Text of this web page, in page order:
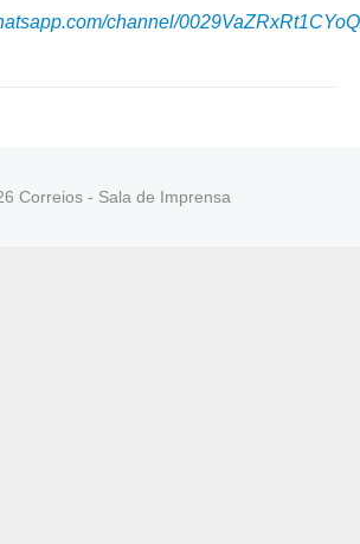
channel/
Correios - Sala de Imprensa